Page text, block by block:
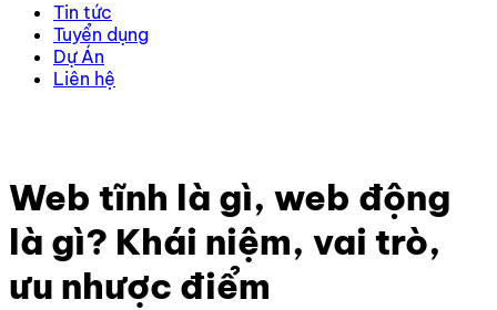
Tin tức
Tuyển dụng
Dự Án
Liên hệ
Web tĩnh là gì, web động
là gì? Khái niệm, vai trò,
ưu nhược điểm